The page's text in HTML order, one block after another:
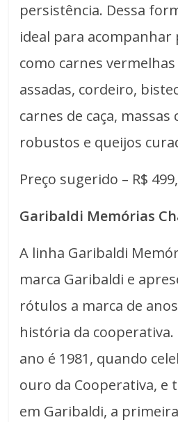
persistência. Dessa
ideal para
como carnes
assadas, cordeiro,
carnes de caça,
robustos e queijos
Preço sugerido – R$
Garibaldi Memórias
A linha Garibaldi
marca Garibaldi e
rótulos a marca de
história da cooperativa.
ano é 1981, quando
ouro da Cooperativa, e
em Garibaldi, a